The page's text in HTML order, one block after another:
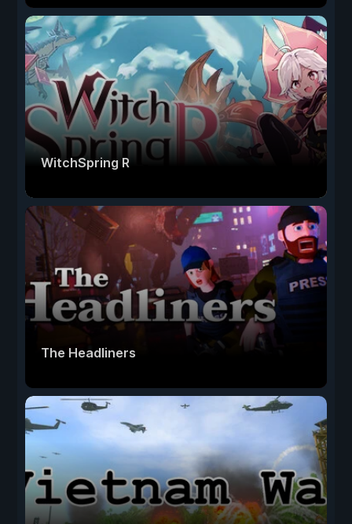
WitchSpring R
The Headliners